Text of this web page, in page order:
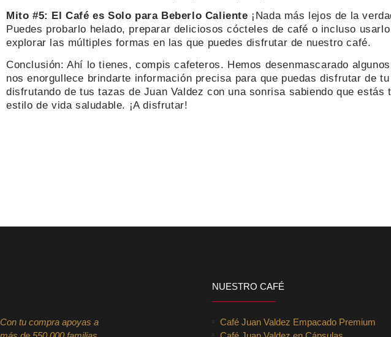
Mito #5: El Café es Solo para Beberlo Caliente ¡Nada más lejos de la
Puedes probarlo helado, preparar deliciosos cócteles de café o incluso
explorar las múltiples formas en las que puedes disfrutar de nuestro café.
Conclusión: Ahí lo tienes, compis cafeteros. Hemos desenmascarado
nos enorgullece brindarte información precisa para que puedas disfrutar de
disfrutando de tus tazas de Juan Valdez con una sonrisa sabiendo que
estilo de vida saludable. ¡A disfrutar!
Con tu compra apoyas a
NUESTRO CAFÉ
Café Juan Valdez Empacado Premium